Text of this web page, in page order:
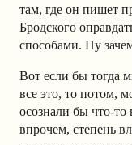
там, где он пишет
Бродского
способами. Ну
Вот если бы тогда
все это, то потом,
осознали бы что-
впрочем, степень